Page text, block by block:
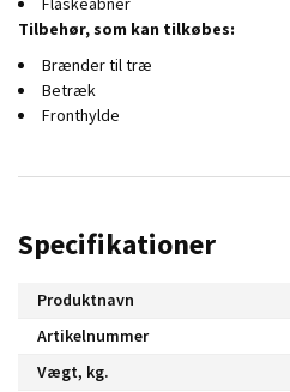
Tilbehør, som kan tilkøbes:
Brænder til træ
Betræk
Fronthylde
Specifikationer
Produktnavn
Artikelnummer
Vægt, kg.